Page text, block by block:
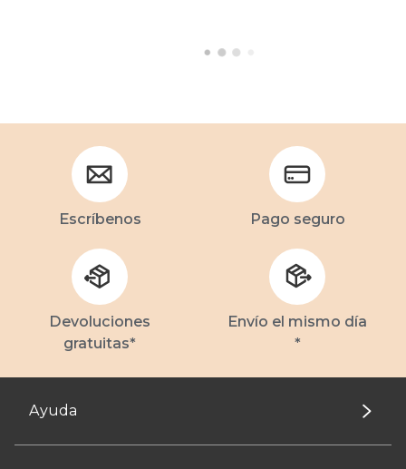
Escríbenos Pago seguro
Devoluciones
gratuitas*
Envío el mismo día
*
Ayuda